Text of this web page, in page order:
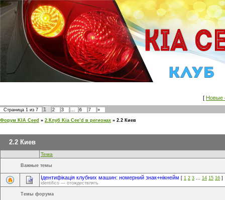
[ Новые
Страница 1 из 7 1 2 3 … 6 7 »
Форум KIA Ceed » 2.Клуб Kia Cee’d в регионах » 2.2 Киев
2.2 Киев
Тема
Важные темы
Ідентифікація клубних машин: номерний знак+нікнейм [ 1 2 3 … 14 15 16 ]
identifico — отождествлять
Темы форума